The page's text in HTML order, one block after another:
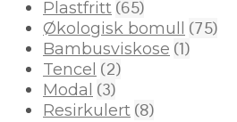
Plastfritt (65)
Økologisk bomull (75)
Bambusviskose (1)
Tencel (2)
Modal (3)
Resirkulert (8)